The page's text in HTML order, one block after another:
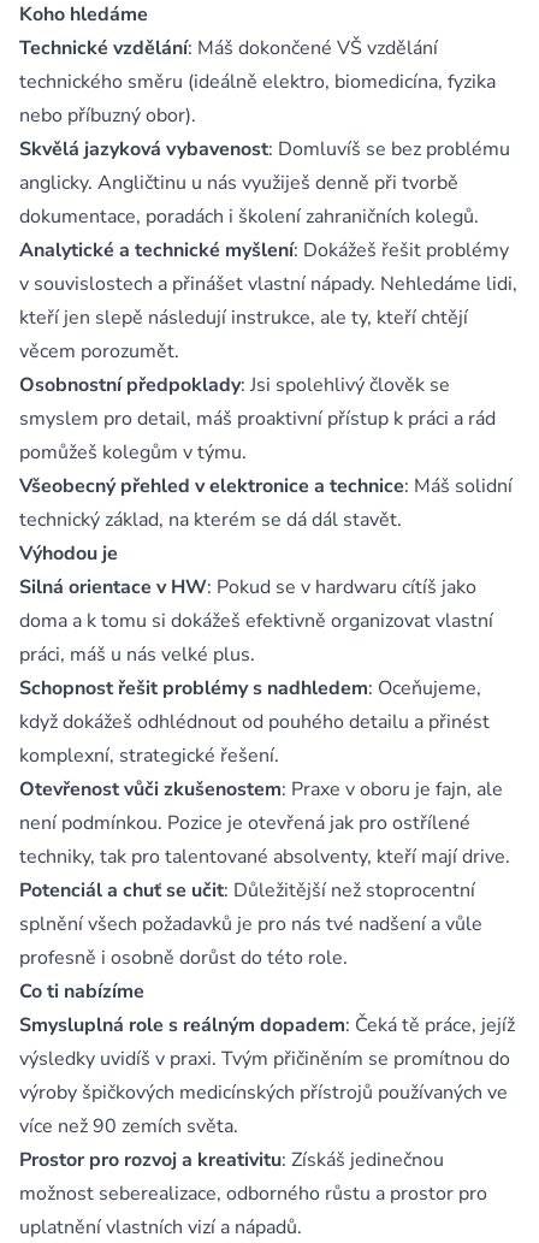
Koho hledáme
Technické vzdělání: Máš dokončené VŠ vzdělání
technického směru (ideálně elektro, biomedicína, fyzika
nebo příbuzný obor).
Skvělá jazyková vybavenost: Domluvíš se bez problému
anglicky. Angličtinu u nás využiješ denně při tvorbě
dokumentace, poradách i školení zahraničních kolegů.
Analytické a technické myšlení: Dokážeš řešit problémy
v souvislostech a přinášet vlastní nápady. Nehledáme lidi,
kteří jen slepě následují instrukce, ale ty, kteří chtějí
věcem porozumět.
Osobnostní předpoklady: Jsi spolehlivý člověk se
smyslem pro detail, máš proaktivní přístup k práci a rád
pomůžeš kolegům v týmu.
Všeobecný přehled v elektronice a technice: Máš solidní
technický základ, na kterém se dá dál stavět.
Výhodou je
Silná orientace v HW: Pokud se v hardwaru cítíš jako
doma a k tomu si dokážeš efektivně organizovat vlastní
práci, máš u nás velké plus.
Schopnost řešit problémy s nadhledem: Oceňujeme,
když dokážeš odhlédnout od pouhého detailu a přinést
komplexní, strategické řešení.
Otevřenost vůči zkušenostem: Praxe v oboru je fajn, ale
není podmínkou. Pozice je otevřená jak pro ostřílené
techniky, tak pro talentované absolventy, kteří mají drive.
Potenciál a chuť se učit: Důležitější než stoprocentní
splnění všech požadavků je pro nás tvé nadšení a vůle
profesně i osobně dorůst do této role.
Co ti nabízíme
Smysluplná role s reálným dopadem: Čeká tě práce, jejíž
výsledky uvidíš v praxi. Tvým přičiněním se promítnou do
výroby špičkových medicínských přístrojů používaných ve
více než 90 zemích světa.
Prostor pro rozvoj a kreativitu: Získáš jedinečnou
možnost seberealizace, odborného růstu a prostor pro
uplatnění vlastních vizí a nápadů.